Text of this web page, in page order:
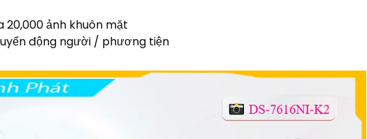
20,000 ảnh khuôn mặt
động người / phương tiện